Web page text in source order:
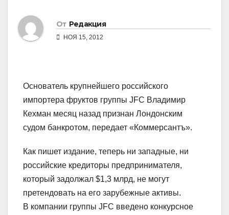
От Редакция
НОЯ 15, 2012
Основатель крупнейшего российского
импортера фруктов группы JFC Владимир
Кехман месяц назад признан Лондонским
судом банкротом, передает «Коммерсантъ».
Как пишет издание, теперь ни западные, ни
российские кредиторы предпринимателя,
который задолжал $1,3 млрд, не могут
претендовать на его зарубежные активы.
В компании группы JFC введено конкурсное